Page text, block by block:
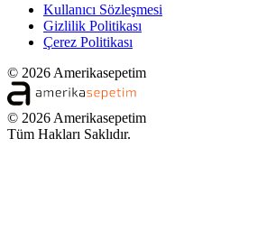
Kullanıcı Sözleşmesi
Gizlilik Politikası
Çerez Politikası
© 2026 Amerikasepetim
© 2026 Amerikasepetim
Tüm Hakları Saklıdır.